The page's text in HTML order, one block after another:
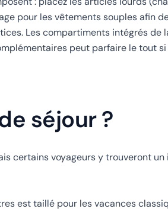
pour les vêtements souples afin
Les compartiments intégrés de
peut parfaire le tout si
séjour ?
certains voyageurs y trouveront
est taillé pour les vacances